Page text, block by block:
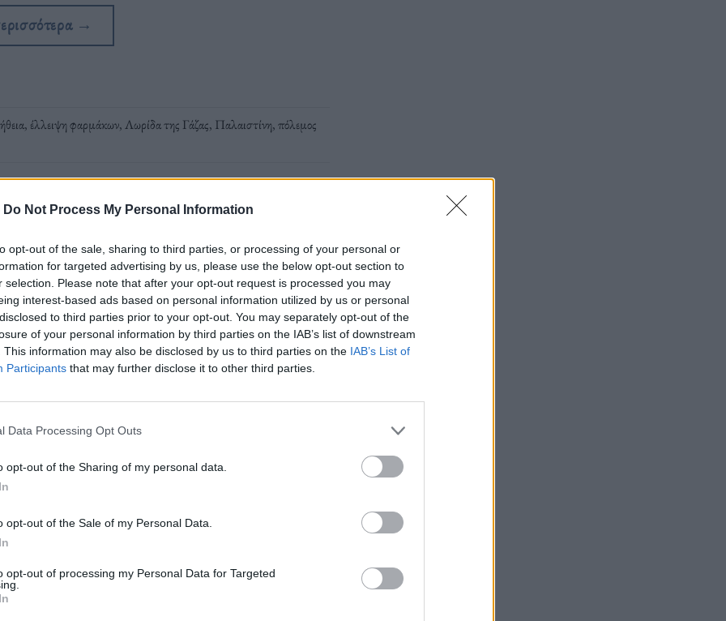
Do Not Process My Personal Information
opt-out of the sale, sharing to third parties, or processing of your personal or
for targeted advertising by us, please use the below opt-out section to
selection. Please note that after your opt-out request is processed you may
interest-based ads based on personal information utilized by us or personal
to third parties prior to your opt-out. You may separately opt-out of the
of your personal information by third parties on the IAB’s list of downstream
This information may also be disclosed by us to third parties on the IAB’s List of
Participants that may further disclose it to other third parties.
Data Processing Opt Outs
opt-out of the Sharing of my personal data.
opt-out of the Sale of my Personal Data.
opt-out of processing my Personal Data for Targeted
→
, έλλειψη φαρμάκων,Λωρίδα της Γάζας, Παλαιστίνη,πόλεμος
τραυματίες στη Γάζα
έγιναν χωρίς να δοθεί πλήρης
σε ιατροφαρμακευτικά υλικά.